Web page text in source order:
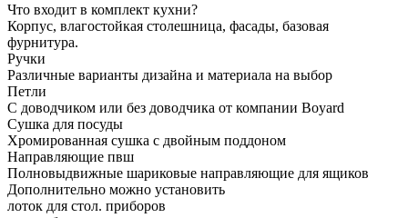
Что входит в комплект кухни?
Корпус, влагостойкая столешница, фасады, базовая
фурнитура.
Ручки
Различные варианты дизайна и материала на выбор
Петли
С доводчиком или без доводчика от компании Boyard
Сушка для посуды
Хромированная сушка с двойным поддоном
Направляющие пвш
Полновыдвижные шариковые направляющие для ящиков
Дополнительно можно установить
лоток для стол. приборов